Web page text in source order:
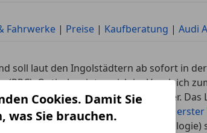
Cookies. Damit Sie
was Sie brauchen.
Fahrwerke | Preise | Kaufberatung | Audi
soll laut den Ingolstädtern ab sofort in
Optisch zeigt er sich im Vergleich
sieben Zentimeter länger als bisher.
zu mehr Platz, wie auch unser erster
(mit oder ohne MHEV plus